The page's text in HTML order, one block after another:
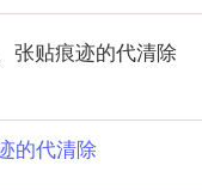
张贴痕迹的代清除
的代清除